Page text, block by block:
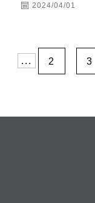
2024/04/01
... 2 3